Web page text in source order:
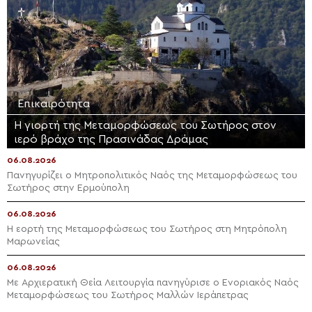
Επικαιρότητα
Η γιορτή της Μεταμορφώσεως του Σωτήρος στον
ιερό βράχο της Πρασινάδας Δράμας
06.08.2026
Πανηγυρίζει ο Μητροπολιτικός Ναός της Μεταμορφώσεως του
Σωτήρος στην Ερμούπολη
06.08.2026
Η εορτή της Μεταμορφώσεως του Σωτήρος στη Μητρόπολη
Μαρωνείας
06.08.2026
Με Αρχιερατική Θεία Λειτουργία πανηγύρισε ο Ενοριακός Ναός
Μεταμορφώσεως του Σωτήρος Μαλλών Ιεράπετρας